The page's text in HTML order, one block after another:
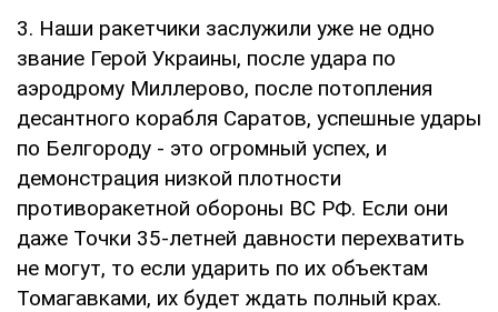
3. Наши ракетчики заслужили уже не одно
звание Герой Украины, после удара по
аэродрому Миллерово, после потопления
десантного корабля Саратов, успешные удары
по Белгороду - это огромный успех, и
демонстрация низкой плотности
противоракетной обороны ВС РФ. Если они
даже Точки 35-летней давности перехватить
не могут, то если ударить по их объектам
Томагавками, их будет ждать полный крах.